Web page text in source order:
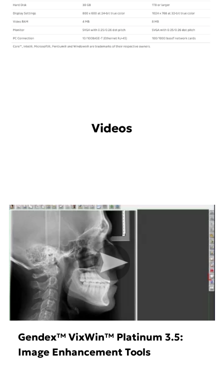
Videos
Gendex™ VixWin™ Platinum 3.5:
Image Enhancement Tools